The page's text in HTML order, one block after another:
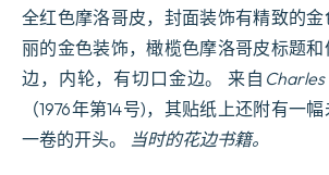
全红色摩洛哥皮，封面装饰有精致的
丽的金色装饰，橄榄色摩洛哥皮标题
边，内轮，有切口金边。 来自
（1976年第14号)，其贴纸上还附有一
一卷的开头。 当时的花边书籍。